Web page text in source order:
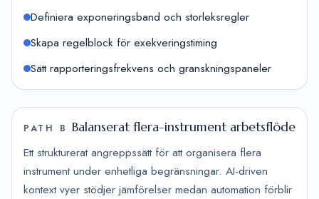
Definiera exponeringsband och storleksregler
Skapa regelblock för exekveringstiming
Sätt rapporteringsfrekvens och granskningspaneler
PATH B Balanserat flera-instrument arbetsflöde
Ett strukturerat angreppssätt för att organisera flera
instrument under enhetliga begränsningar. AI-driven
kontext vyer stödjer jämförelser medan automation förblir